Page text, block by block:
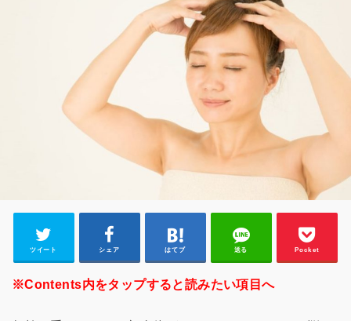
ツイート シェア はてブ 送る Pocket
※Contents内をタップすると読みたい項目へ